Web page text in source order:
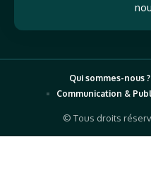
© Tous droits
Qui sommes-nous ?
Communication &